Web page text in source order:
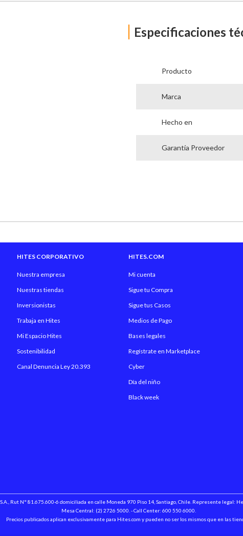
Especificaciones
Producto
Marca
Hecho en
Garantía Proveedor
HITES CORPORATIVO
Nuestra empresa
Nuestras tiendas
Inversionistas
Trabaja en Hites
Mi Espacio Hites
Sostenibilidad
Canal Denuncia Ley 20.393
HITES.COM
Mi cuenta
Sigue tu Compra
Sigue tus Casos
Medios de Pago
Bases legales
Regístrate en Marketplace
Cyber
Día del niño
Black week
Rut N° 81.675.600-6 domiciliada en calle Moneda 970 Piso 14, Santiago, Chile. Represente legal:
Mesa Central: (2) 2726 5000. - Call Center: 600 550 6000.
Precios publicados aplican exclusivamente para Hites.com y pueden no ser los mismos que en las